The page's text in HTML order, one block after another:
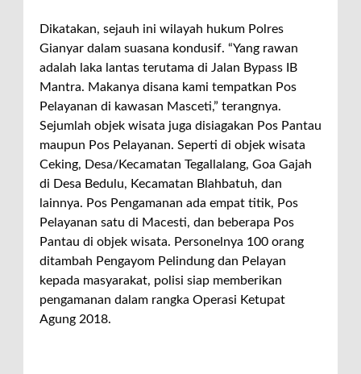
Dikatakan, sejauh ini wilayah hukum Polres
Gianyar dalam suasana kondusif. “Yang rawan
adalah laka lantas terutama di Jalan Bypass IB
Mantra. Makanya disana kami tempatkan Pos
Pelayanan di kawasan Masceti,” terangnya.
Sejumlah objek wisata juga disiagakan Pos Pantau
maupun Pos Pelayanan. Seperti di objek wisata
Ceking, Desa/Kecamatan Tegallalang, Goa Gajah
di Desa Bedulu, Kecamatan Blahbatuh, dan
lainnya. Pos Pengamanan ada empat titik, Pos
Pelayanan satu di Macesti, dan beberapa Pos
Pantau di objek wisata. Personelnya 100 orang
ditambah Pengayom Pelindung dan Pelayan
kepada masyarakat, polisi siap memberikan
pengamanan dalam rangka Operasi Ketupat
Agung 2018.